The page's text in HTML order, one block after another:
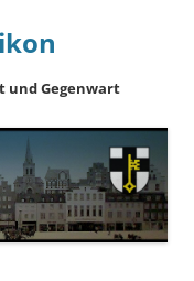
und Gegenwart